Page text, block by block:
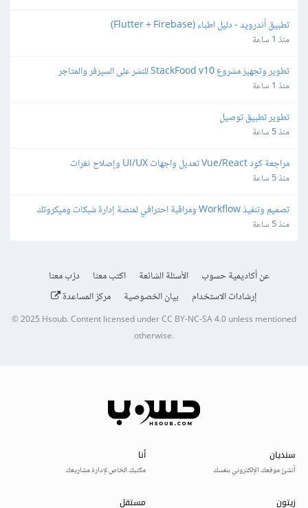
تطبيق أندرويد - دليل اطباء (Flutter + Firebase)
منذ 1 ساعة
تطوير وتجهيز مشروع StackFood v10 للنشر على السيرفر والمتاجر
منذ 1 ساعة
تطوير تطبيق توصيل
منذ 5 ساعة
مراجعة كود Vue/React تعديل واجهات UI/UX وإصلاح ثغرات
منذ 5 ساعة
مبنية على Laravel/Radius
منذ 5 ساعة
عن أكاديمية حسوب الأسئلة الشائعة اكتب معنا
درّب معنا
إرشادات الاستخدام
بيان الخصوصية مركز المساعدة
© 2025 Hsoub.Content licensed underCC BY-NC-SA 4.0unless mentioned
otherwise.